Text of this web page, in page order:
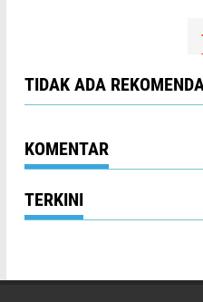
TIDAK ADA
KOMENTAR
TERKINI